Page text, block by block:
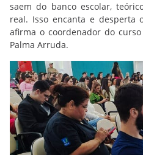
saem do banco escolar,
real. Isso encanta e desperta
afirma o coordenador do
Palma Arruda.